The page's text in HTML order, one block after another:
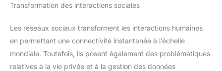
Transformation des interactions sociales
Les réseaux sociaux transforment les interactions humaines
en permettant une connectivité instantanée à l’échelle
mondiale. Toutefois, ils posent également des problématiques
relatives à la vie privée et à la gestion des données